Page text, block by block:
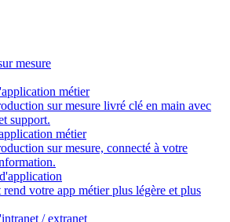
mesure
métier
sur mesure livré clé en main avec
support.
métier
sur mesure, connecté à votre
rend votre app métier plus légère et plus
/ extranet